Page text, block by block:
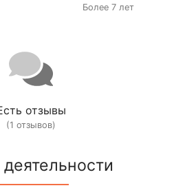
Более 7 лет
отзывы
(1 отзывов)